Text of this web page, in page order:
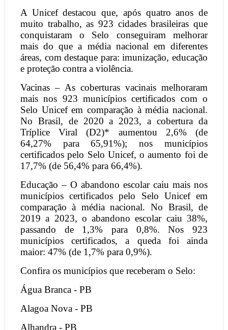
A Unicef destacou que, após quatro anos de
muito trabalho, as 923 cidades brasileiras que
conquistaram o Selo conseguiram melhorar
mais do que a média nacional em diferentes
áreas, com destaque para: imunização, educação
e proteção contra a violência.
Vacinas – As coberturas vacinais melhoraram
mais nos 923 municípios certificados com o
Selo Unicef em comparação à média nacional.
No Brasil, de 2020 a 2023, a cobertura da
Tríplice Viral (D2)* aumentou 2,6% (de
64,27% para 65,91%); nos municípios
certificados pelo Selo Unicef, o aumento foi de
17,7% (de 56,4% para 66,4%).
Educação – O abandono escolar caiu mais nos
municípios certificados pelo Selo Unicef em
comparação à média nacional. No Brasil, de
2019 a 2023, o abandono escolar caiu 38%,
passando de 1,3% para 0,8%. Nos 923
municípios certificados, a queda foi ainda
maior: 47% (de 1,7% para 0,9%).
Confira os municípios que receberam o Selo:
Água Branca - PB
Alagoa Nova - PB
Alhandra - PB